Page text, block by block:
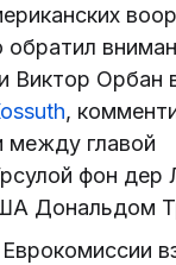
Виктор Орбан
,
между главой
фон дер
Дональдом